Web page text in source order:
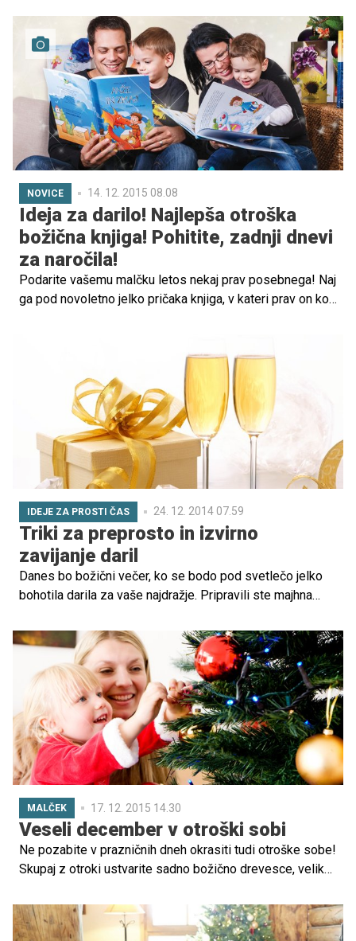
bijeta bitko na sodišču …
NOVICE 14. 12. 2015 08.08
Ideja za darilo! Najlepša otroška
božična knjiga! Pohitite, zadnji dnevi
za naročila!
Podarite vašemu malčku letos nekaj prav posebnega! Naj
ga pod novoletno jelko pričaka knjiga, v kateri prav on kot
IDEJE ZA PROSTI ČAS 24. 12. 2014 07.59
Triki za preprosto in izvirno
zavijanje daril
Danes bo božični večer, ko se bodo pod svetlečo jelko
bohotila darila za vaše najdražje. Pripravili ste majhna
in jih ne zaprite v kupljeno darilno vrečko, ampak se raje
prepustite domišljiji in bodite kreativni.
MALČEK 17. 12. 2015 14.30
Veseli december v otroški sobi
Ne pozabite v prazničnih dneh okrasiti tudi otroške sobe!
Skupaj z otroki ustvarite sadno božično drevesce, velike
domače karamelne bonbone ...